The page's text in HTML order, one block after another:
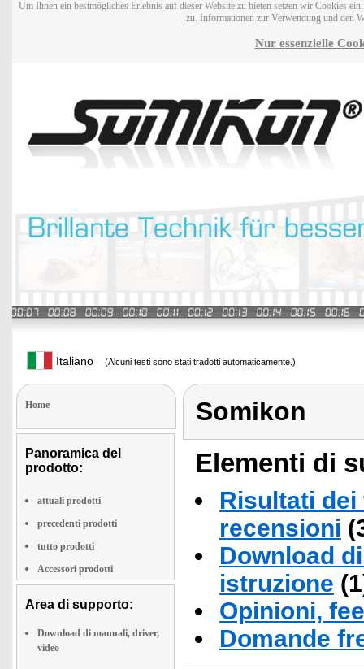
Um Ihnen ein bestmögliches Erlebnis auf dieser Website zu bieten setzen wir Cookies
zu. Informationen zur Verwendung und den
Nur essenzielle
Italiano (Alcuni testi sono stati tradotti automaticamente.)
Home
Panoramica del
prodotto:
attuali prodotti
precedenti prodotti
tutto prodotti
Accessori prodotti
Area di supporto:
Download di manuali, driver,
video
Somikon
Elementi di
Risultati
recensioni
Download
istruzione
Opinioni,
Domande